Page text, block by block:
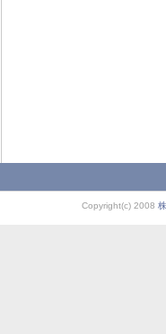
Copyright(c) 2008